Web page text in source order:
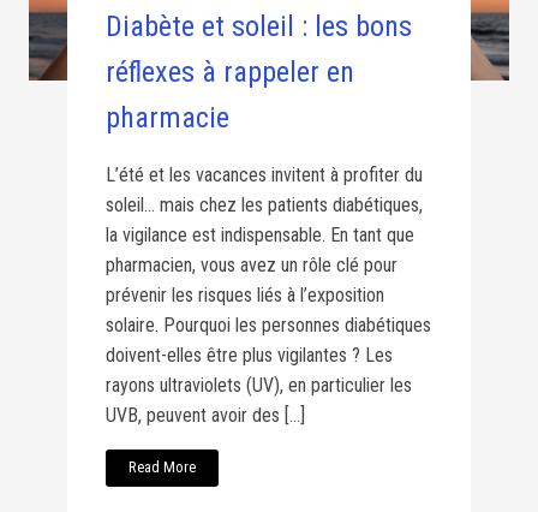
Diabète et soleil : les bons
réflexes à rappeler en
pharmacie
L’été et les vacances invitent à profiter du
soleil… mais chez les patients diabétiques,
la vigilance est indispensable. En tant que
pharmacien, vous avez un rôle clé pour
prévenir les risques liés à l’exposition
solaire. Pourquoi les personnes diabétiques
doivent-elles être plus vigilantes ? Les
rayons ultraviolets (UV), en particulier les
UVB, peuvent avoir des […]
Read More